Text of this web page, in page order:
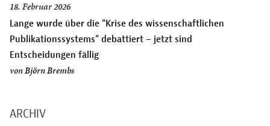
18. Februar 2026
Lange wurde über die “Krise des wissenschaftlichen
Publikationssystems” debattiert – jetzt sind
Entscheidungen fällig
vonBjörn Brembs
ARCHIV